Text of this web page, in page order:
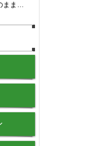
い！！